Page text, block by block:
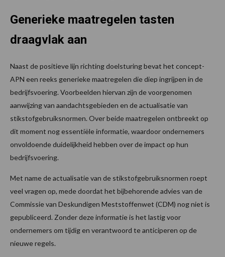
Generieke maatregelen tasten
draagvlak aan
Naast de positieve lijn richting doelsturing bevat het concept-
APN een reeks generieke maatregelen die diep ingrijpen in de
bedrijfsvoering. Voorbeelden hiervan zijn de voorgenomen
aanwijzing van aandachtsgebieden en de actualisatie van
stikstofgebruiksnormen. Over beide maatregelen ontbreekt op
dit moment nog essentiële informatie, waardoor ondernemers
onvoldoende duidelijkheid hebben over de impact op hun
bedrijfsvoering.
Met name de actualisatie van de stikstofgebruiksnormen roept
veel vragen op, mede doordat het bijbehorende advies van de
Commissie van Deskundigen Meststoffenwet (CDM) nog niet is
gepubliceerd. Zonder deze informatie is het lastig voor
ondernemers om tijdig en verantwoord te anticiperen op de
nieuwe regels.